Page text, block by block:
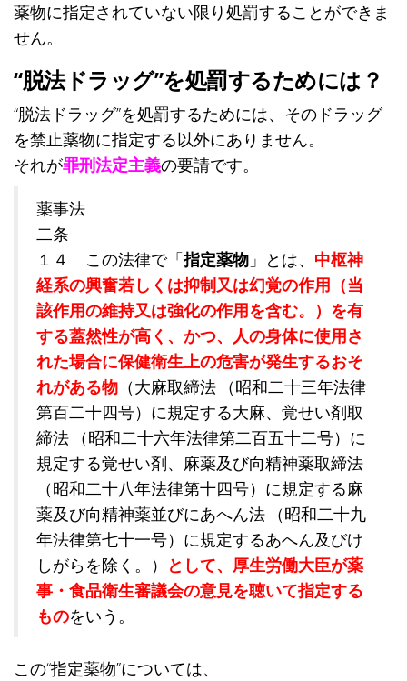
薬物に指定されていない限り処罰することができま
せん。
“脱法ドラッグ”を処罰するためには？
“脱法ドラッグ”を処罰するためには、そのドラッグ
を禁止薬物に指定する以外にありません。
それが罪刑法定主義の要請です。
薬事法
二条
１４ この法律で「指定薬物 」とは、 中枢神
経系の興奮若しくは抑制又は幻覚の作用（当
該作用の維持又は強化の作用を含む。）を有
する蓋然性が高く、かつ、人の身体に使用さ
れた場合に保健衛生上の危害が発生するおそ
れがある物 （大麻取締法 （昭和二十三年法律
第百二十四号）に規定する大麻、覚せい剤取
締法 （昭和二十六年法律第二百五十二号）に
規定する覚せい剤、麻薬及び向精神薬取締法
（昭和二十八年法律第十四号）に規定する麻
薬及び向精神薬並びにあへん法 （昭和二十九
年法律第七十一号）に規定するあへん及びけ
しがらを除く。） として、厚生労働大臣が薬
事・食品衛生審議会の意見を聴いて指定する
ものをいう。
この“指定薬物”については、